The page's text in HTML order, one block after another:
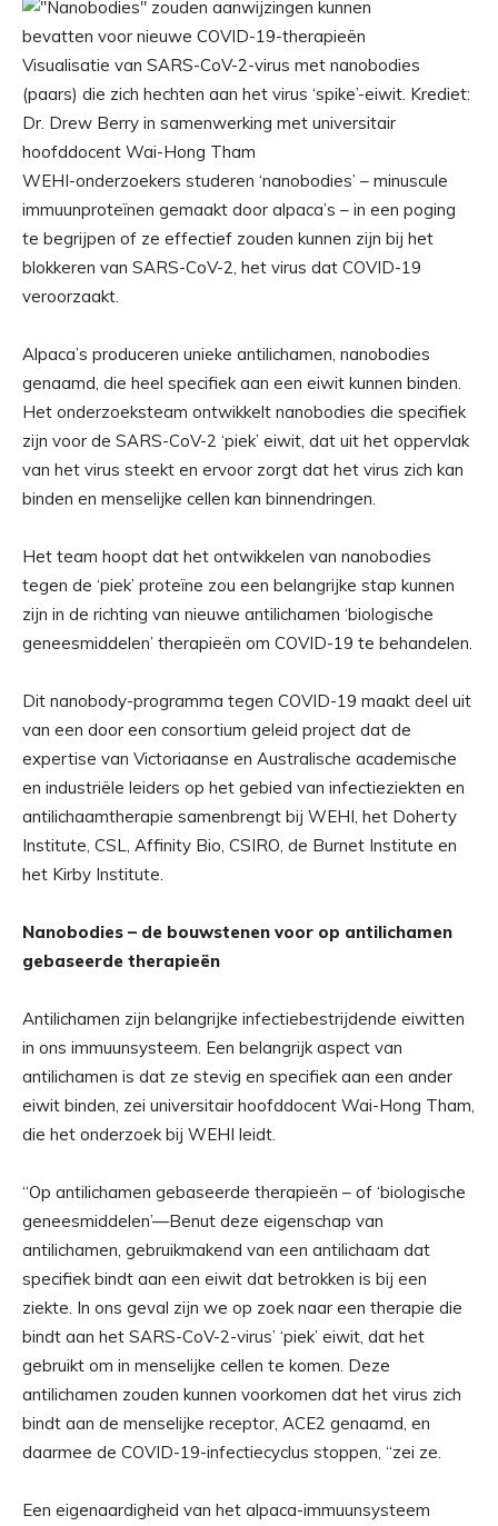
Visualisatie van SARS-CoV-2-virus met nanobodies
(paars) die zich hechten aan het virus ‘spike’-eiwit. Krediet:
Dr. Drew Berry in samenwerking met universitair
hoofddocent Wai-Hong Tham
WEHI-onderzoekers studeren ‘nanobodies’ – minuscule
immuunproteïnen gemaakt door alpaca’s – in een poging
te begrijpen of ze effectief zouden kunnen zijn bij het
blokkeren van SARS-CoV-2, het virus dat COVID-19
veroorzaakt.
Alpaca’s produceren unieke antilichamen, nanobodies
genaamd, die heel specifiek aan een eiwit kunnen binden.
Het onderzoeksteam ontwikkelt nanobodies die specifiek
zijn voor de SARS-CoV-2 ‘piek’ eiwit, dat uit het oppervlak
van het virus steekt en ervoor zorgt dat het virus zich kan
binden en menselijke cellen kan binnendringen.
Het team hoopt dat het ontwikkelen van nanobodies
tegen de ‘piek’ proteïne zou een belangrijke stap kunnen
zijn in de richting van nieuwe antilichamen ‘biologische
geneesmiddelen’ therapieën om COVID-19 te behandelen.
Dit nanobody-programma tegen COVID-19 maakt deel uit
van een door een consortium geleid project dat de
expertise van Victoriaanse en Australische academische
en industriële leiders op het gebied van infectieziekten en
antilichaamtherapie samenbrengt bij WEHI, het Doherty
Institute, CSL, Affinity Bio, CSIRO, de Burnet Institute en
het Kirby Institute.
Nanobodies – de bouwstenen voor op antilichamen
gebaseerde therapieën
Antilichamen zijn belangrijke infectiebestrijdende eiwitten
in ons immuunsysteem. Een belangrijk aspect van
antilichamen is dat ze stevig en specifiek aan een ander
eiwit binden, zei universitair hoofddocent Wai-Hong Tham,
die het onderzoek bij WEHI leidt.
“Op antilichamen gebaseerde therapieën – of ‘biologische
geneesmiddelen’—Benut deze eigenschap van
antilichamen, gebruikmakend van een antilichaam dat
specifiek bindt aan een eiwit dat betrokken is bij een
ziekte. In ons geval zijn we op zoek naar een therapie die
bindt aan het SARS-CoV-2-virus’ ‘piek’ eiwit, dat het
gebruikt om in menselijke cellen te komen. Deze
antilichamen zouden kunnen voorkomen dat het virus zich
bindt aan de menselijke receptor, ACE2 genaamd, en
daarmee de COVID-19-infectiecyclus stoppen, “zei ze.
Een eigenaardigheid van het alpaca-immuunsysteem